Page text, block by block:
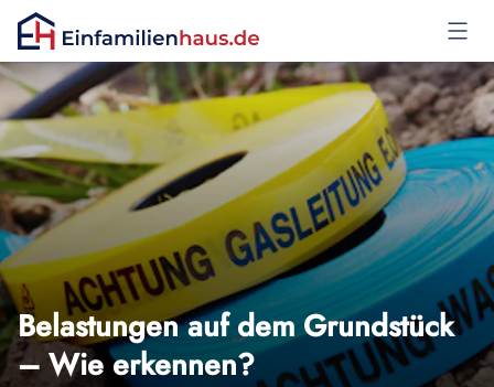
Anmelden
Belastungen auf dem Grundstück
– Wie erkennen?